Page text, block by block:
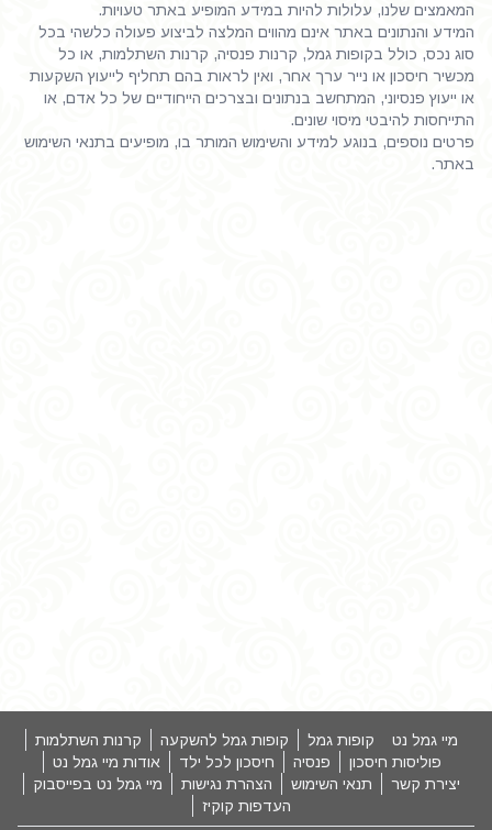
המאמצים שלנו, עלולות להיות במידע המופיע באתר טעויות.
המידע והנתונים באתר אינם מהווים המלצה לביצוע פעולה כלשהי בכל
סוג נכס, כולל בקופות גמל, קרנות פנסיה, קרנות השתלמות, או כל
מכשיר חיסכון או נייר ערך אחר, ואין לראות בהם תחליף לייעוץ השקעות
או ייעוץ פנסיוני, המתחשב בנתונים ובצרכים הייחודיים של כל אדם, או
התייחסות להיבטי מיסוי שונים.
פרטים נוספים, בנוגע למידע והשימוש המותר בו, מופיעים בתנאי השימוש
באתר.
מיי גמל נט קופות גמל קופות גמל להשקעה
קרנות השתלמות
פוליסות חיסכון
פנסיה חיסכון לכל ילד
אודות מיי גמל נט
יצירת קשר
תנאי השימוש הצהרת נגישות
מיי גמל נט בפייסבוק
העדפות קוקיז